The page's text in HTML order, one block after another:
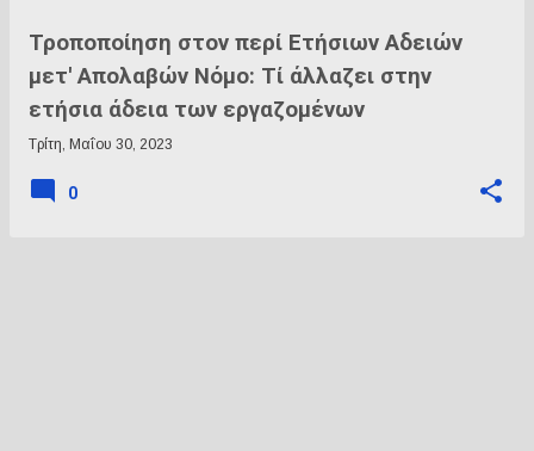
Τροποποίηση στον περί Ετήσιων Αδειών
μετ' Απολαβών Νόμο: Τί άλλαζει στην
ετήσια άδεια των εργαζομένων
Τρίτη, Μαΐου 30, 2023
0